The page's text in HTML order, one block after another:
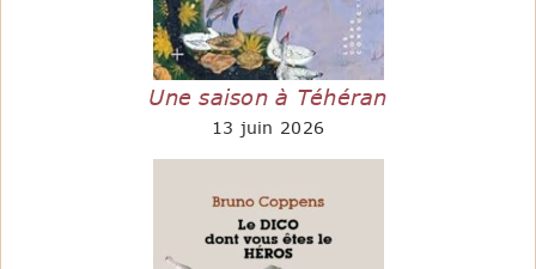
Une saison à Téhéran
13 juin 2026